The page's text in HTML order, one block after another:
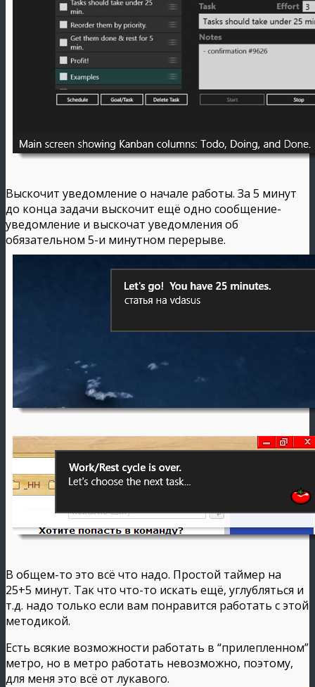
Выскочит уведомление о начале работы. За 5 минут
до конца задачи выскочит ещё одно сообщение-
уведомление и выскочат уведомления об
обязательном 5-и минутном перерыве.
В общем-то это всё что надо. Простой таймер на
25+5 минут. Так что что-то искать ещё, углубляться и
т.д. надо только если вам понравится работать с этой
методикой.
Есть всякие возможности работать в “прилепленном”
метро, но в метро работать невозможно, поэтому,
для меня это всё от лукавого.